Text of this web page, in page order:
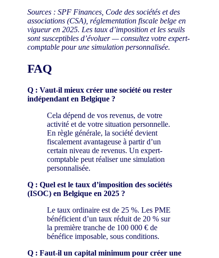
Sources : SPF Finances, Code des sociétés et des
associations (CSA), réglementation fiscale belge en
vigueur en 2025. Les taux d’imposition et les seuils
sont susceptibles d’évoluer — consultez votre expert-
comptable pour une simulation personnalisée.
FAQ
Q : Vaut-il mieux créer une société ou rester
indépendant en Belgique ?
Cela dépend de vos revenus, de votre
activité et de votre situation personnelle.
En règle générale, la société devient
fiscalement avantageuse à partir d’un
certain niveau de revenus. Un expert-
comptable peut réaliser une simulation
personnalisée.
Q : Quel est le taux d’imposition des sociétés
(ISOC) en Belgique en 2025 ?
Le taux ordinaire est de 25 %. Les PME
bénéficient d’un taux réduit de 20 % sur
la première tranche de 100 000 € de
bénéfice imposable, sous conditions.
Q : Faut-il un capital minimum pour créer une